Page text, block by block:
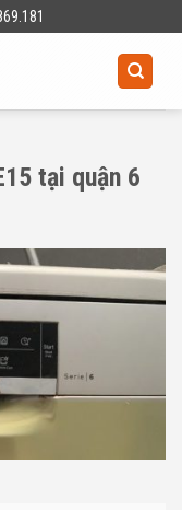
tại quận 6